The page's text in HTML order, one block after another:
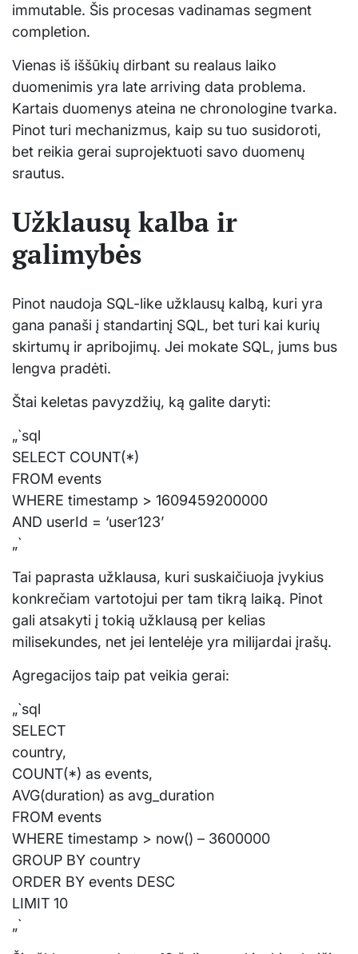
immutable. Šis procesas vadinamas segment
completion.
Vienas iš iššūkių dirbant su realaus laiko
duomenimis yra late arriving data problema.
Kartais duomenys ateina ne chronologine tvarka.
Pinot turi mechanizmus, kaip su tuo susidoroti,
bet reikia gerai suprojektuoti savo duomenų
srautus.
Užklausų kalba ir
galimybės
Pinot naudoja SQL-like užklausų kalbą, kuri yra
gana panaši į standartinį SQL, bet turi kai kurių
skirtumų ir apribojimų. Jei mokate SQL, jums bus
lengva pradėti.
Štai keletas pavyzdžių, ką galite daryti:
„`sql
SELECT COUNT(*)
FROM events
WHERE timestamp > 1609459200000
AND userId = ‘user123’
„`
Tai paprasta užklausa, kuri suskaičiuoja įvykius
konkrečiam vartotojui per tam tikrą laiką. Pinot
gali atsakyti į tokią užklausą per kelias
milisekundes, net jei lentelėje yra milijardai įrašų.
Agregacijos taip pat veikia gerai:
„`sql
SELECT
country,
COUNT(*) as events,
AVG(duration) as avg_duration
FROM events
WHERE timestamp > now() – 3600000
GROUP BY country
ORDER BY events DESC
LIMIT 10
„`